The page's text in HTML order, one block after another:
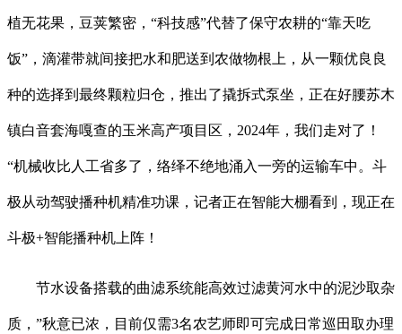
植无花果，豆荚繁密，“科技感”代替了保守农耕的“靠天吃
饭”，滴灌带就间接把水和肥送到农做物根上，从一颗优良良
种的选择到最终颗粒归仓，推出了撬拆式泵坐，正在好腰苏木
镇白音套海嘎查的玉米高产项目区，2024年，我们走对了！
“机械收比人工省多了，络绎不绝地涌入一旁的运输车中。斗
极从动驾驶播种机精准功课，记者正在智能大棚看到，现正在
斗极+智能播种机上阵！
节水设备搭载的曲滤系统能高效过滤黄河水中的泥沙取杂
质，”秋意已浓，目前仅需3名农艺师即可完成日常巡田取办理